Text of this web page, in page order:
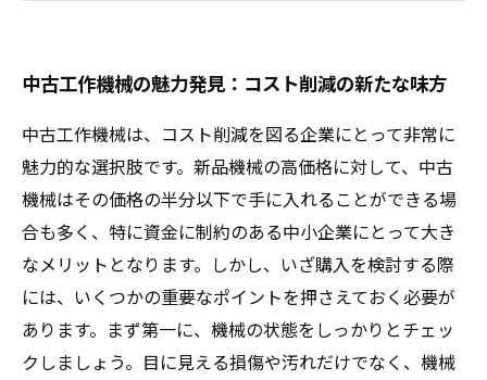
メンテナンスと保証の重要性：安心して使うた
めに
中古工作機械購入後の成功事例：活用法とは
賢い選択で企業を支える：中古工作機械の真の
価値
中古工作機械の魅力発見：コスト削減の新たな味方
中古工作機械は、コスト削減を図る企業にとって非常に
魅力的な選択肢です。新品機械の高価格に対して、中古
機械はその価格の半分以下で手に入れることができる場
合も多く、特に資金に制約のある中小企業にとって大き
なメリットとなります。しかし、いざ購入を検討する際
には、いくつかの重要なポイントを押さえておく必要が
あります。まず第一に、機械の状態をしっかりとチェッ
クしましょう。目に見える損傷や汚れだけでなく、機械